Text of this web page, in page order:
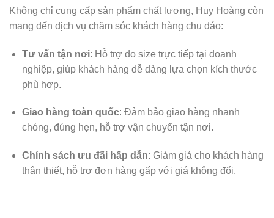
Không chỉ cung cấp sản phẩm chất lượng, Huy Hoàng còn
mang đến dịch vụ chăm sóc khách hàng chu đáo:
Tư vấn tận nơi: Hỗ trợ đo size trực tiếp tại doanh
nghiệp, giúp khách hàng dễ dàng lựa chọn kích thước
phù hợp.
Giao hàng toàn quốc: Đảm bảo giao hàng nhanh
chóng, đúng hẹn, hỗ trợ vận chuyển tận nơi.
Chính sách ưu đãi hấp dẫn: Giảm giá cho khách hàng
thân thiết, hỗ trợ đơn hàng gấp với giá không đổi.